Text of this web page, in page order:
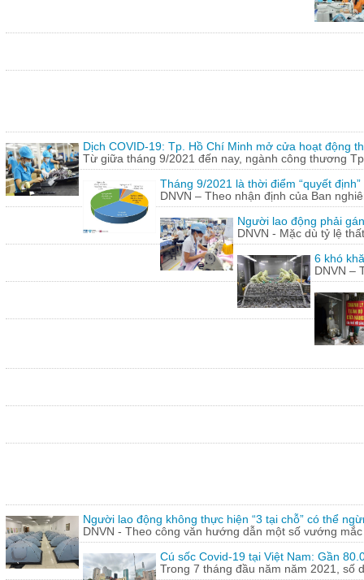
Dịch COVID-19: Tp. Hồ Chí Minh mở cửa hoạt động
Từ giữa tháng 9/2021 đến nay, ngành công thương
Tháng 9/2021 là thời điểm “quyết
DNVN – Theo nhận định của Ban
Người lao động phải
DNVN - Mặc dù tỷ lệ
6 khó
DNVN –
Người lao động không thực hiện “3 tại chỗ” có thể
DNVN - Theo công văn hướng dẫn một số vướng
Cú sốc Covid-19 tại Việt Nam: Gần
Trong 7 tháng đầu năm năm 2021, số